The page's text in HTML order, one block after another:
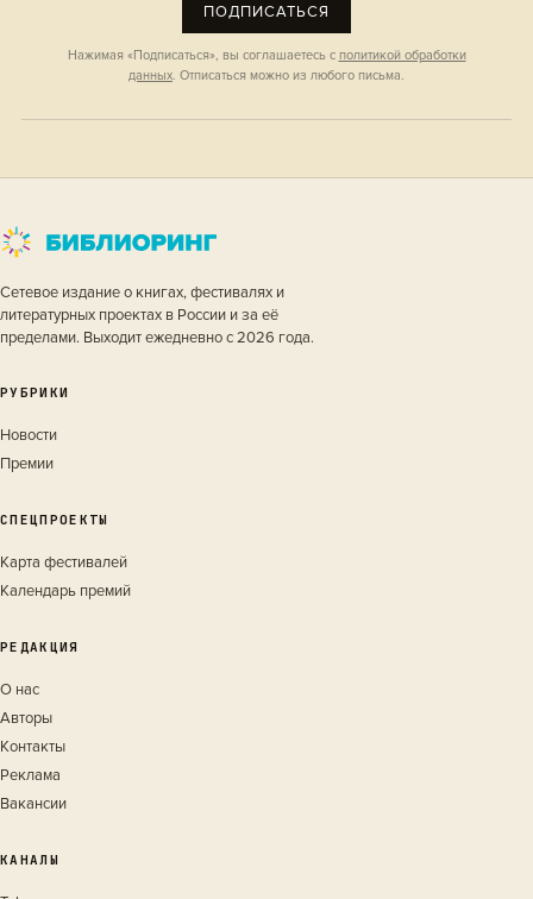
ПОДПИСАТЬСЯ
Нажимая «Подписаться», вы соглашаетесь с политикой обработки
данных. Отписаться можно из любого письма.
Сетевое издание о книгах, фестивалях и
литературных проектах в России и за её
пределами. Выходит ежедневно с 2026 года.
РУБРИКИ
Новости
Премии
СПЕЦПРОЕКТЫ
Карта фестивалей
Календарь премий
РЕДАКЦИЯ
О нас
Авторы
Контакты
Реклама
Вакансии
КАНАЛЫ